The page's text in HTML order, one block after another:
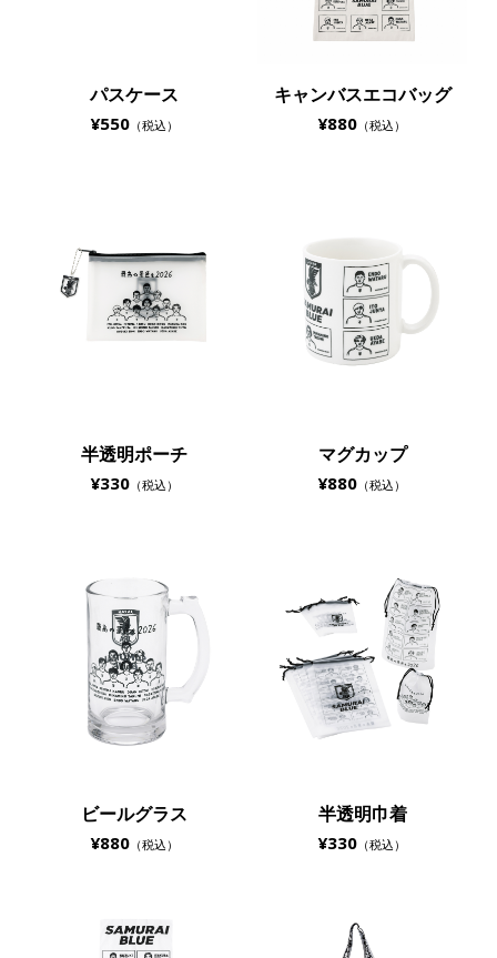
パスケース
¥550（税込）
キャンバスエコバッグ
¥880 （税込）
半透明ポーチ
¥330（税込）
マグカップ
¥880 （税込）
ビールグラス
¥880（税込）
半透明巾着
¥330 （税込）